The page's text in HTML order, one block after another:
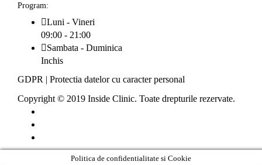
Program:
Luni - Vineri
09:00 - 21:00
Sambata - Duminica
Inchis
GDPR | Protectia datelor cu caracter personal
Copyright © 2019 Inside Clinic. Toate drepturile rezervate.
Politica de confidentialitate si Cookie